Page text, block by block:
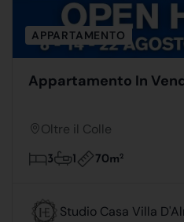
APPARTAMENTO
Appartamento In
Oltre il Colle
3 1 70m2
Studio Casa Villa